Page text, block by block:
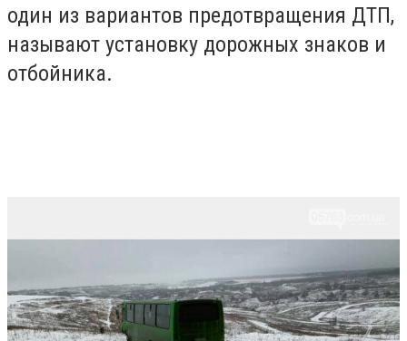
один из вариантов предотвращения ДТП,
называют установку дорожных знаков и
отбойника.